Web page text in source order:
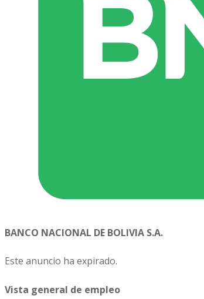
BANCO NACIONAL DE BOLIVIA S.A.
Este anuncio ha expirado.
Vista general de empleo